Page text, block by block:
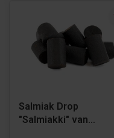
Salmiak Drop
"Salmiakki" van